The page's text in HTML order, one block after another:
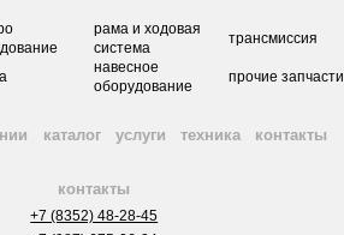
рама и ходовая
система
трансмиссия
навесное
оборудование
прочие запчасти
каталог услуги техника контакты
контакты
+7 (8352) 48-28-45